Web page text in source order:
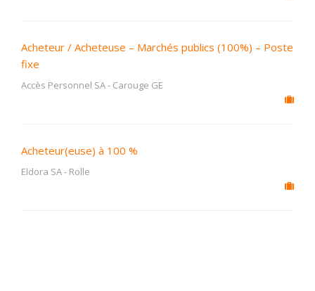
Acheteur / Acheteuse – Marchés publics (100%) – Poste
fixe
Accès Personnel SA- Carouge GE
Acheteur(euse) à 100 %
Eldora SA- Rolle